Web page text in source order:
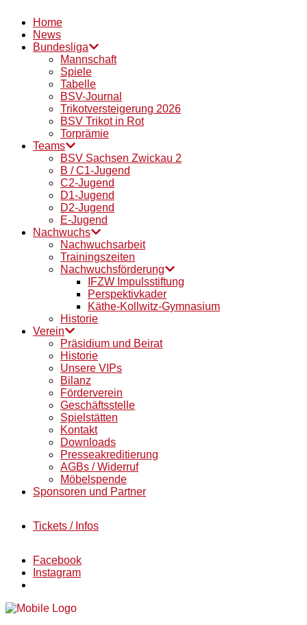
Home
News
Bundesliga
Mannschaft
Spiele
Tabelle
BSV-Journal
Trikotversteigerung 2026
BSV Trikot in Rot
Torprämie
Teams
BSV Sachsen Zwickau 2
B / C1-Jugend
C2-Jugend
D1-Jugend
D2-Jugend
E-Jugend
Nachwuchs
Nachwuchsarbeit
Trainingszeiten
Nachwuchsförderung
IFZW Impulsstiftung
Perspektivkader
Käthe-Kollwitz-Gymnasium
Historie
Verein
Präsidium und Beirat
Historie
Unsere VIPs
Bilanz
Förderverein
Geschäftsstelle
Spielstätten
Kontakt
Downloads
Presseakreditierung
AGBs / Widerruf
Möbelspende
Sponsoren und Partner
Tickets / Infos
Facebook
Instagram